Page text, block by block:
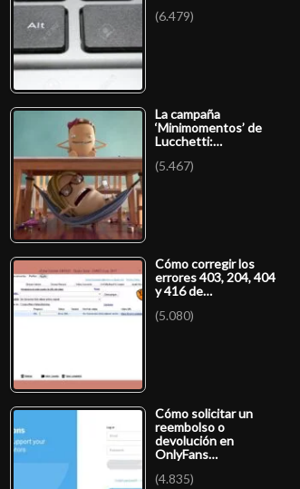
(6.479)
La campaña
‘Minimomentos’ de
Lucchetti:…
(5.467)
Cómo corregir los
errores 403, 204, 404
y 416 de…
(5.080)
Cómo solicitar un
reembolso o
devolución en
OnlyFans…
(4.835)